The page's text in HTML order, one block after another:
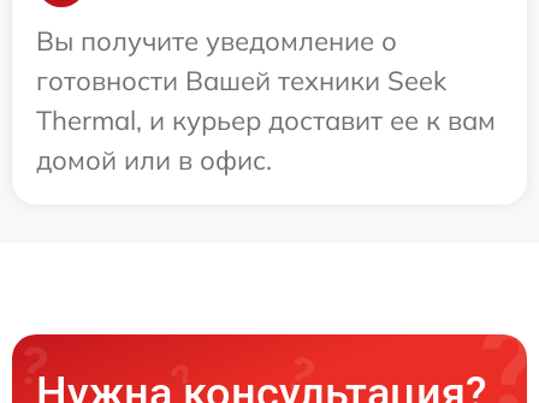
Вы получите уведомление о
готовности Вашей техники Seek
Thermal, и курьер доставит ее к вам
домой или в офис.